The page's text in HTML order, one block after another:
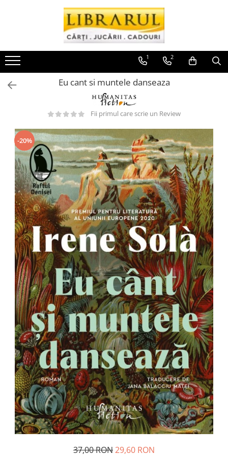
Toate Produsele
CARTI
Arta, arhitectura si fotografie
Arhitectura
Biografii si memorii
Biografii
Memorii si jurnale
Teorie si critica literara
Business, economie, finante
Economie
Finante si investitii
Management si leadership
Pedagogie
Resurse umane
Vanzari si marketing
Carte scolara
Atlase, dictionare si enciclopedii
Carte prescolara
Carte scolara
Dictionare de limba romana
Ghiduri de conversatie
Invatamant gimnazial
Invatamant primar
Invatarea limbilor straine
Liceu
Povesti si povestiri
Carti in limba engleza
1 2
Eu cant si muntele danseaza
Fii primul care scrie un Review
-20%
37,00 RON29,60 RON